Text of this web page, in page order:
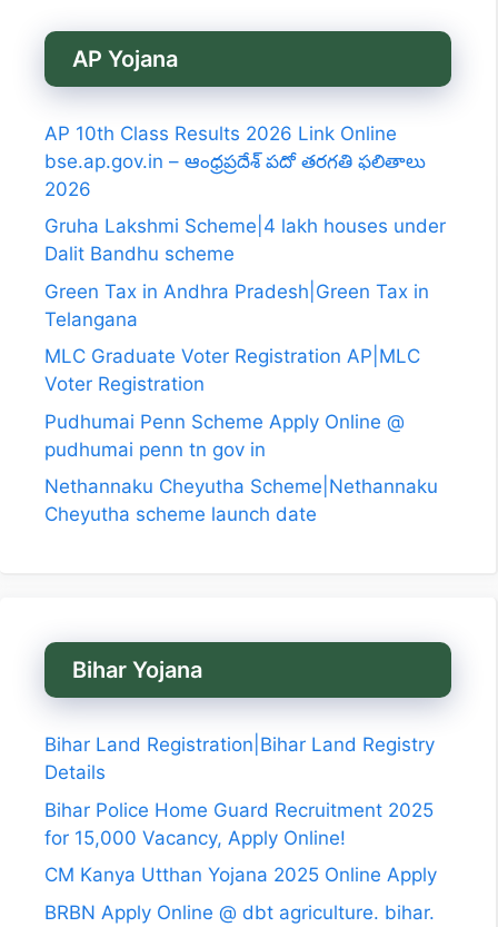
AP Yojana
AP 10th Class Results 2026 Link Online
bse.ap.gov.in – ఆంధ్రప్రదేశ్ పదో తరగతి ఫలితాలు
2026
Gruha Lakshmi Scheme|4 lakh houses under
Dalit Bandhu scheme
Green Tax in Andhra Pradesh|Green Tax in
Telangana
MLC Graduate Voter Registration AP|MLC
Voter Registration
Pudhumai Penn Scheme Apply Online @
pudhumai penn tn gov in
Nethannaku Cheyutha Scheme|Nethannaku
Cheyutha scheme launch date
Bihar Yojana
Bihar Land Registration|Bihar Land Registry
Details
Bihar Police Home Guard Recruitment 2025
for 15,000 Vacancy, Apply Online!
CM Kanya Utthan Yojana 2025 Online Apply
BRBN Apply Online @ dbt agriculture. bihar.